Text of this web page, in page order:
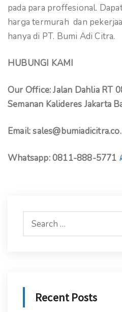
pada para proffesional.
harga termurah dan
hanya di PT. Bumi Adi Citra.
HUBUNGI KAMI
Our Office: Jalan Dahlia RT
Semanan Kalideres Jakarta
Email:
Whatsapp: 0811-888-5771
Recent Posts